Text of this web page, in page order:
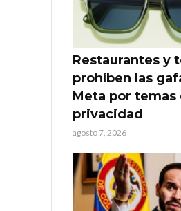
Restaurantes y
prohíben las
Meta por temas
privacidad
agosto 7, 2026